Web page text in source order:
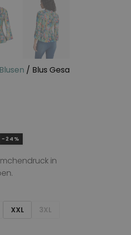
Blusen / Blus Gesa
-24%
in
XXL
3XL